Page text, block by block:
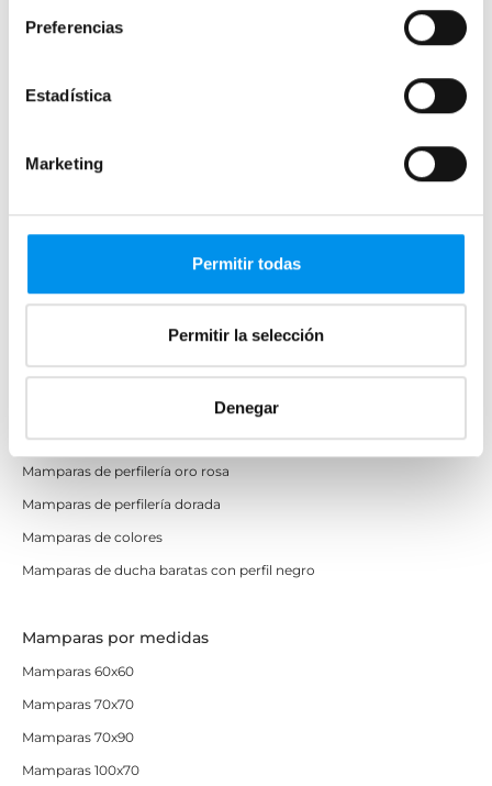
Preferencias
Estadística
Marketing
Permitir todas
Permitir la selección
Denegar
Apertura abatible
Cristal fijo para ducha
Mamparas doble hoja
Mamparas con armario
Mamparas de colores
Mamparas de perfilería aluminio plata brillo
Mamparas de ducha perfilería negra
Mamparas de bañera perfilería negra
Mamparas de perfilería blanca
Mamparas de perfilería oro rosa
Mamparas de perfilería dorada
Mamparas de colores
Mamparas de ducha baratas con perfil negro
Mamparas por medidas
Mamparas 60x60
Mamparas 70x70
Mamparas 70x90
Mamparas 100x70